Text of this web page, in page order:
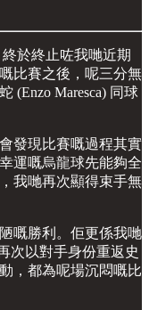
於終止咗我哋近期
比賽之後，呢三分無
(Enzo Maresca) 同球
發現比賽嘅過程其實
運嘅烏龍球先能夠全
我哋再次顯得束手無
嘅勝利。佢更係我哋
次以對手身份重返史
，都為呢場沉悶嘅比